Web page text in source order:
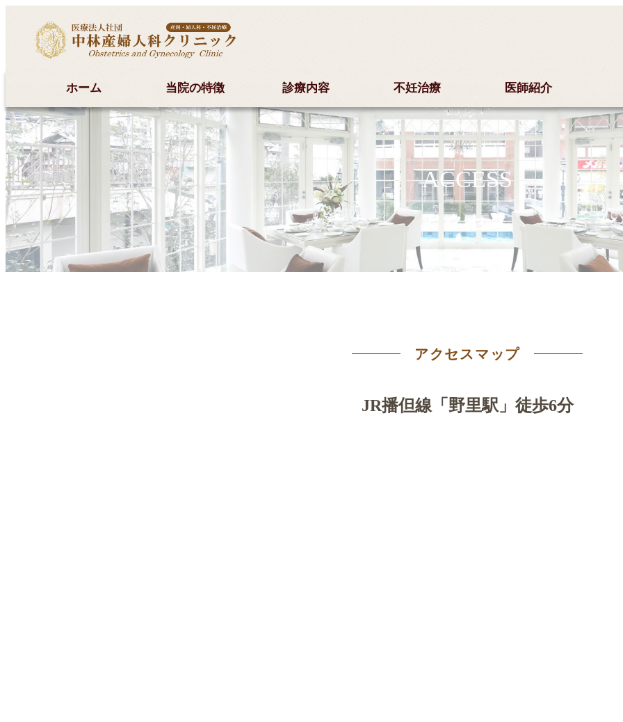
ホーム 当院の特徴 診療内容 不妊治療 医師紹介
ACCESS
アクセス
アクセスマップ
JR播但線「野里駅」徒歩6分